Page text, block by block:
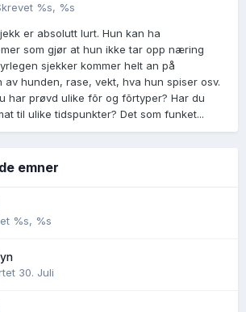
%s, %s
er absolutt lurt. Hun kan ha
som gjør at hun ikke tar opp næring
sjekker kommer helt an på
av hunden, rase, vekt, hva hun spiser osv.
har prøvd ulike fõr og fõrtyper? Har du
til ulike tidspunkter? Det som funket...
emner
%s, %s
30. Juli